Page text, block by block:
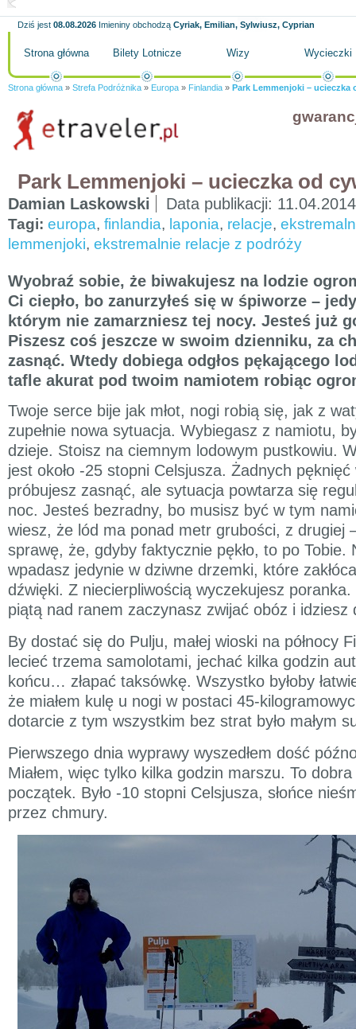
Dziś jest 08.08.2026 Imieniny obchodzą Cyriak, Emilian, Sylwiusz, Cyprian
Strona główna Bilety Lotnicze Wizy Wycieczki
Strona główna » Strefa Podróżnika » Europa » Finlandia » Park Lemmenjoki – ucieczka
Park Lemmenjoki – ucieczka od
Damian Laskowski Data publikacji: 11.04.2014
Tagi: europa, finlandia, laponia, relacje,
lemmenjoki, ekstremalnie relacje z podróży
Wyobraź sobie, że biwakujesz na lodzie
Ci ciepło, bo zanurzyłeś się w śpiworze –
którym nie zamarzniesz tej nocy. Jesteś już
Piszesz coś jeszcze w swoim dzienniku, za
zasnąć. Wtedy dobiega odgłos pękającego
tafle akurat pod twoim namiotem robiąc
Twoje serce bije jak młot, nogi robią się, jak z
zupełnie nowa sytuacja. Wybiegasz z namiotu,
dzieje. Stoisz na ciemnym lodowym pustkowiu.
jest około -25 stopni Celsjusza. Żadnych
próbujesz zasnąć, ale sytuacja powtarza się
noc. Jesteś bezradny, bo musisz być w tym
wiesz, że lód ma ponad metr grubości, z drugiej
sprawę, że, gdyby faktycznie pękło, to po Tobie.
wpadasz jedynie w dziwne drzemki, które
dźwięki. Z niecierpliwością wyczekujesz poranka.
piątą nad ranem zaczynasz zwijać obóz i idziesz
By dostać się do Pulju, małej wioski na północy
lecieć trzema samolotami, jechać kilka godzin
końcu… złapać taksówkę. Wszystko byłoby
że miałem kulę u nogi w postaci 45-
dotarcie z tym wszystkim bez strat było małym
Pierwszego dnia wyprawy wyszedłem dość
Miałem, więc tylko kilka godzin marszu. To
początek. Było -10 stopni Celsjusza, słońce
przez chmury.